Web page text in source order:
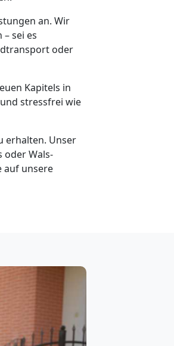
an. Wir
sei es
oder
Kapitels in
stressfrei wie
erhalten. Unser
oder Wals-
auf unsere